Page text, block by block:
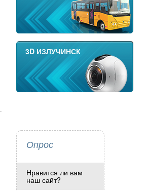
3D ИЗЛУЧИНСК
Опрос
Нравится ли вам
наш сайт?